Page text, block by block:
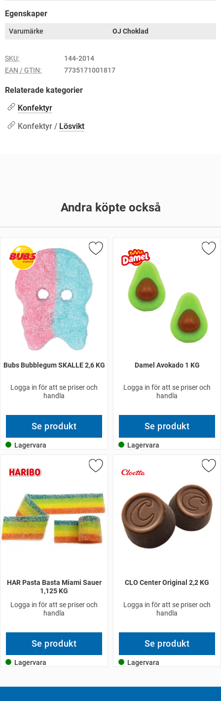
Egenskaper
Varumärke OJ Choklad
SKU:
144-2014
EAN / GTIN:
7735171001817
Relaterade kategorier
Konfektyr
Konfektyr / Lösvikt
Andra köpte också
Bubs Bubblegum SKALLE 2,6 KG
Logga in för att se priser och
handla
Se produkt
Lagervara
Damel Avokado 1 KG
Logga in för att se priser och
handla
Se produkt
Lagervara
HAR Pasta Basta Miami Sauer
1,125 KG
Logga in för att se priser och
handla
Se produkt
Lagervara
CLO Center Original 2,2 KG
Logga in för att se priser och
handla
Se produkt
Lagervara